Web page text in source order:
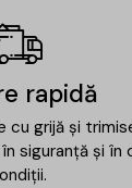
rapidă
grijă și
siguranță și în